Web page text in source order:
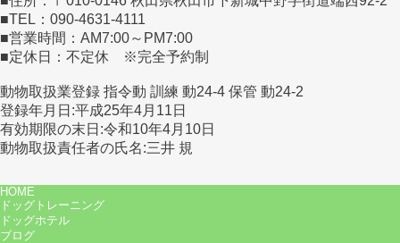
■TEL：090-4631-4111
■営業時間：AM7:00～PM7:00
■定休日：不定休 ※完全予約制
動物取扱業登録 指令動 訓練 動24-4 保管 動24-2
登録年月日:平成25年4月11日
有効期限の末日:令和10年4月10日
動物取扱責任者の氏名:三井 規
HOME
ドッグトレーニング
ドッグホテル
ブログ